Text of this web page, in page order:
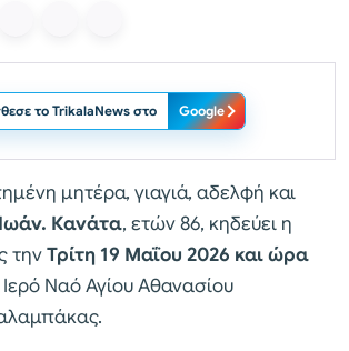
το TrikalaNews στο Google
μητέρα, γιαγιά, αδελφή και
Κανάτα, ετών 86, κηδεύει η
τηνΤρίτη 19 Μαΐου 2026 και ώρα
Ναό Αγίου Αθανασίου